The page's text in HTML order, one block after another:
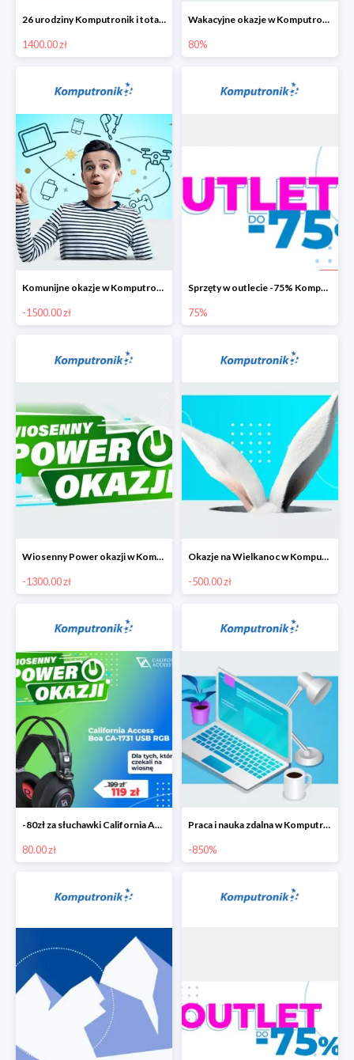
26 urodziny Komputronik i totalna wyprzedaż!
1400.00 zł
Wakacyjne okazje w Komputronik do -80%
80%
Komunijne okazje w Komputronik do -1500 zł
-1500.00 zł
Sprzęty w outlecie -75% Komputronik.pl
75%
Wiosenny Power okazji w Komputronik - laptopy do 1300 zł
-1300.00 zł
Okazje na Wielkanoc w Komputronik do -500 zł
-500.00 zł
-80zł za słuchawki California Access Boa
80.00 zł
Praca i nauka zdalna w Komputronik do -850 zł
-850%